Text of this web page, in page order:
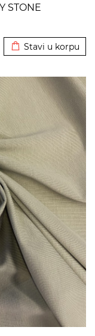
STONE
Stavi u korpu